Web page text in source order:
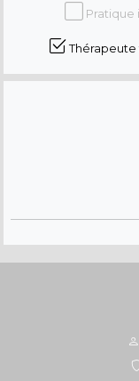
Pratique
Thérapeute